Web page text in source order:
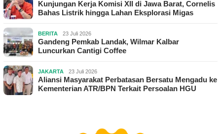
Kunjungan Kerja Komisi XII di Jawa Barat, Cornelis
Bahas Listrik hingga Lahan Eksplorasi Migas
BERITA 23 Juli 2026
Gandeng Pemkab Landak, Wilmar Kalbar
Luncurkan Cantigi Coffee
JAKARTA 23 Juli 2026
Aliansi Masyarakat Perbatasan Bersatu Mengadu ke
Kementerian ATR/BPN Terkait Persoalan HGU